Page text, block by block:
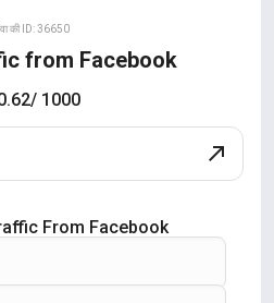
की ID: 36650
from Facebook
/ 1000
From Facebook